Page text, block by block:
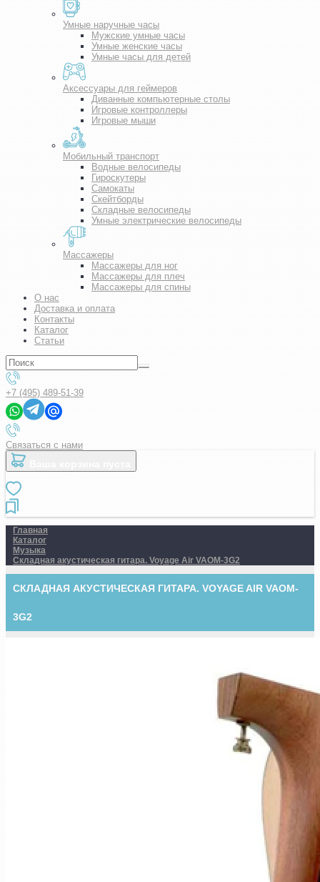
Умные наручные часы
Мужские умные часы
Умные женские часы
Умные часы для детей
Аксессуары для геймеров
Диванные компьютерные столы
Игровые контроллеры
Игровые мыши
Мобильный транспорт
Водные велосипеды
Гироскутеры
Самокаты
Скейтборды
Складные велосипеды
Умные электрические велосипеды
Массажеры
Массажеры для ног
Массажеры для плеч
Массажеры для спины
О нас
Доставка и оплата
Контакты
Каталог
Статьи
+7 (495) 489-51-39
Связаться с нами
Главная
Каталог
Музыка
Складная акустическая гитара. Voyage Air VAOM-3G2
СКЛАДНАЯ АКУСТИЧЕСКАЯ ГИТАРА. VOYAGE AIR VAOM-
3G2